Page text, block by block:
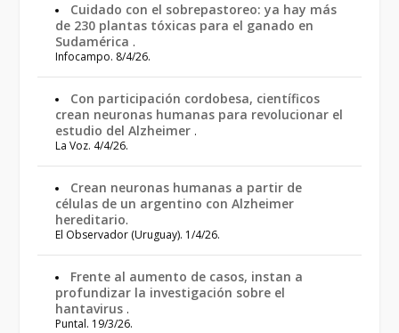
Cuidado con el sobrepastoreo: ya hay más
de 230 plantas tóxicas para el ganado en
Sudamérica .
Infocampo. 8/4/26.
Con participación cordobesa, científicos
crean neuronas humanas para revolucionar el
estudio del Alzheimer .
La Voz. 4/4/26.
Crean neuronas humanas a partir de
células de un argentino con Alzheimer
hereditario.
El Observador (Uruguay). 1/4/26.
Frente al aumento de casos, instan a
profundizar la investigación sobre el
hantavirus .
Puntal. 19/3/26.